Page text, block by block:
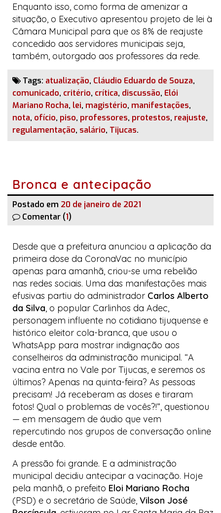
Enquanto isso, como forma de amenizar a
situação, o Executivo apresentou projeto de lei à
Câmara Municipal para que os 8% de reajuste
concedido aos servidores municipais seja,
também, outorgado aos professores da rede.
Tags: atualização, Cláudio Eduardo de Souza,
comunicado, critério, crítica, discussão, Elói
Mariano Rocha, lei, magistério, manifestações,
nota, ofício, piso, professores, protestos, reajuste,
regulamentação, salário, Tijucas.
Bronca e antecipação
Postado em 20 de janeiro de 2021
Comentar (1)
Desde que a prefeitura anunciou a aplicação da
primeira dose da CoronaVac no município
apenas para amanhã, criou-se uma rebelião
nas redes sociais. Uma das manifestações mais
efusivas partiu do administrador Carlos Alberto
da Silva, o popular Carlinhos da Adec,
personagem influente no cotidiano tijuquense e
histórico eleitor cola-branca, que usou o
WhatsApp para mostrar indignação aos
conselheiros da administração municipal. “A
vacina entra no Vale por Tijucas, e seremos os
últimos? Apenas na quinta-feira? As pessoas
precisam! Já receberam as doses e tiraram
fotos! Qual o problemas de vocês?!”, questionou
— em mensagem de áudio que vem
repercutindo nos grupos de conversação online
desde então.
A pressão foi grande. E a administração
municipal decidiu antecipar a vacinação. Hoje
pela manhã, o prefeito Eloi Mariano Rocha
(PSD) e o secretário de Saúde, Vilson José